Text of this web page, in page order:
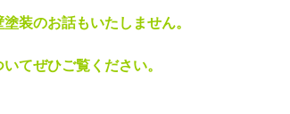
装のお話もいたしません。
てぜひご覧ください。